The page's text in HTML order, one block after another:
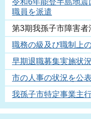
職員を派遣
第3期我孫子市障害者
職務の級及び職制上
早期退職募集実施状況
市の人事の状況を公
我孫子市特定事業主